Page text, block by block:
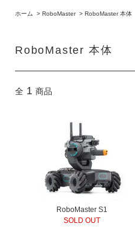
ホーム > RoboMaster > RoboMaster 本体
RoboMaster 本体
全 1 商品
RoboMaster S1
SOLD OUT